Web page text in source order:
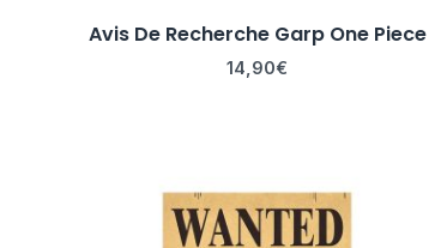
Avis De Recherche Garp One Piece
14,90€